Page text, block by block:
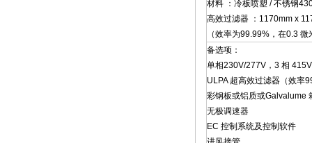
材料 ：冷板喷塑 / 不锈钢
高效过滤器 ：1170mm x
（效率为99.99%，在0.3 微
备选项：
单相230V/277V，3 相
ULPA 超高效过滤器（效率
彩钢板或铝质或Galvalume
无极调速器
EC 控制系统及控制软件